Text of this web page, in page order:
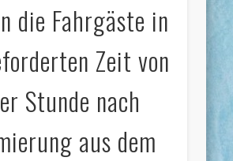
die Fahrgäste in
Zeit von
Stunde nach
aus dem